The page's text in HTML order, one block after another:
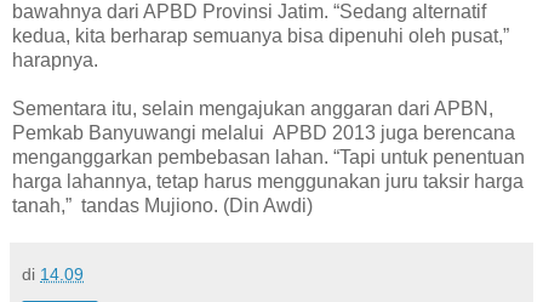
bawahnya dari APBD Provinsi Jatim. “Sedang alternatif
kedua, kita berharap semuanya bisa dipenuhi oleh pusat,”
harapnya.
Sementara itu, selain mengajukan anggaran dari APBN,
Pemkab Banyuwangi melalui APBD 2013 juga berencana
menganggarkan pembebasan lahan. “Tapi untuk penentuan
harga lahannya, tetap harus menggunakan juru taksir harga
tanah,” tandas Mujiono. (Din Awdi)
di 14.09